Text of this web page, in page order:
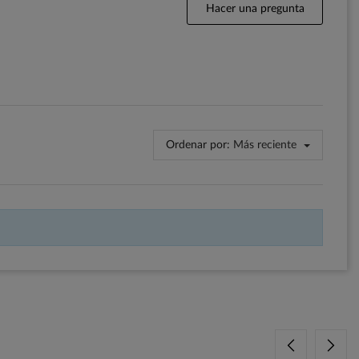
Hacer una pregunta
Ordenar por: Más reciente